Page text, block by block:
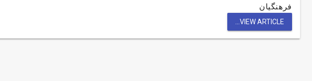
فرهنگیان
VIEW ARTICLE...